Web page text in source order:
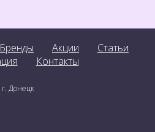
Бренды Акции
Статьи
Контакты
Донецк